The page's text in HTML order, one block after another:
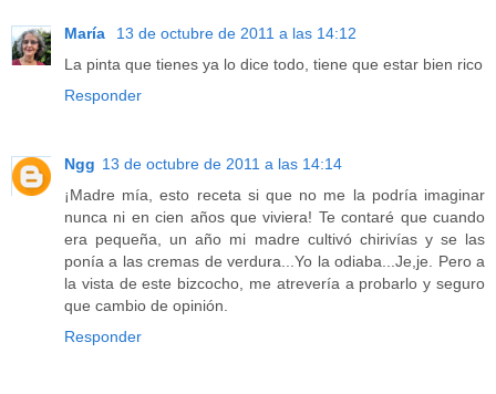
María
13 de octubre de 2011 a las 14:12
La pinta que tienes ya lo dice todo, tiene que estar bien rico
Responder
Ngg 13 de octubre de 2011 a las 14:14
¡Madre mía, esto receta si que no me la podría imaginar
nunca ni en cien años que viviera! Te contaré que cuando
era pequeña, un año mi madre cultivó chirivías y se las
ponía a las cremas de verdura...Yo la odiaba...Je,je. Pero a
la vista de este bizcocho, me atrevería a probarlo y seguro
que cambio de opinión.
Responder